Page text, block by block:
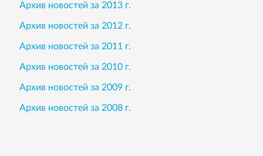
Архив новостей за 2013 г.
Архив новостей за 2012 г.
Архив новостей за 2011 г.
Архив новостей за 2010 г.
Архив новостей за 2009 г.
Архив новостей за 2008 г.